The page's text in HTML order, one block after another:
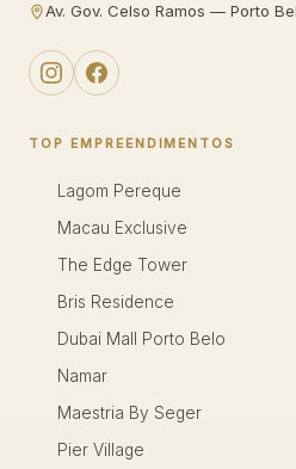
Av. Gov. Celso Ramos — Porto
TOP EMPREENDIMENTOS
Lagom Pereque
Macau Exclusive
The Edge Tower
Bris Residence
Dubai Mall Porto Belo
Namar
Maestria By Seger
Pier Village